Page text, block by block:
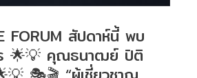
FORUM สัปดาห์นี้ พบ
🌟💡 คุณธนาฒย์ ปิติ